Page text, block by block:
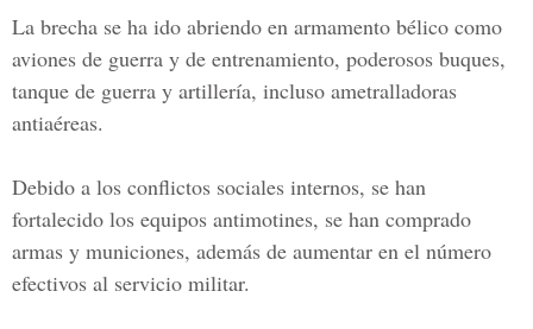
La brecha se ha ido abriendo en armamento bélico como
aviones de guerra y de entrenamiento, poderosos buques,
tanque de guerra y artillería, incluso ametralladoras
antiaéreas.
Debido a los conflictos sociales internos, se han
fortalecido los equipos antimotines, se han comprado
armas y municiones, además de aumentar en el número
efectivos al servicio militar.